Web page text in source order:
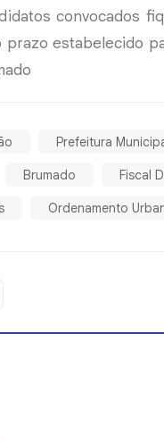
convocados
estabelecido
Prefeitura
Brumado Fiscal
Ordenamento